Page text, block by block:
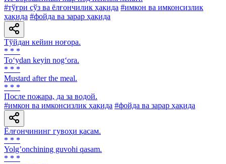
#тўғри сўз ва ёлғончилик ҳақида #имкон ва имконсизлик
ҳақида #фойда ва зарар ҳақида
Тўйдан кейин ноғора.
* * *
To‘ydan keyin nog‘ora.
* * *
Mustard after the meal.
* * *
После пожара, да за водой.
#имкон ва имконсизлик ҳақида #фойда ва зарар ҳақида
Ёлғончининг гувоҳи қасам.
* * *
Yolgʼonchining guvohi qasam.
* * *